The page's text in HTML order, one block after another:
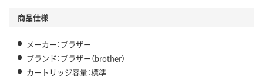
商品仕様
メーカー：ブラザー
ブランド：ブラザー（brother）
カートリッジ容量：標準